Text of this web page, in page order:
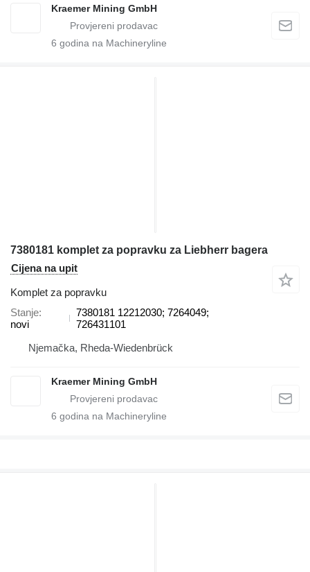
Kraemer Mining GmbH
6 godina na Machineryline
7380181 komplet za popravku za Liebherr bagera
Cijena na upit
Komplet za popravku
Stanje
novi
7380181 12212030; 7264049;
726431101
Njemačka, Rheda-Wiedenbrück
Kraemer Mining GmbH
6 godina na Machineryline